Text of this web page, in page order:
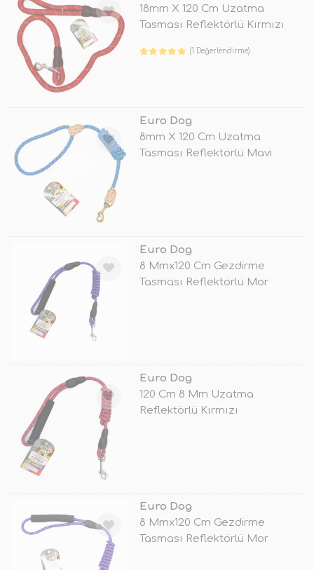
18mm X 120 Cm Uzatma
Tasması Reflektörlü Kırmızı
(1 Değerlendirme)
Euro Dog
8mm X 120 Cm Uzatma
Tasması Reflektörlü Mavi
Euro Dog
8 Mmx120 Cm Gezdirme
Tasması Reflektörlü Mor
Euro Dog
120 Cm 8 Mm Uzatma
Reflektörlü Kırmızı
Euro Dog
8 Mmx120 Cm Gezdirme
Tasması Reflektörlü Mor